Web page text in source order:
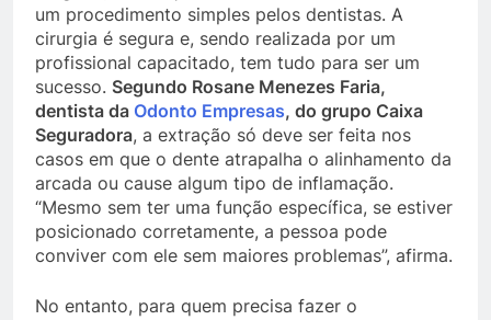
um procedimento simples pelos dentistas. A
cirurgia é segura e, sendo realizada por um
profissional capacitado, tem tudo para ser um
sucesso. Segundo Rosane Menezes Faria,
dentista da Odonto Empresas, do grupo Caixa
Seguradora, a extração só deve ser feita nos
casos em que o dente atrapalha o alinhamento da
arcada ou cause algum tipo de inflamação.
“Mesmo sem ter uma função específica, se estiver
posicionado corretamente, a pessoa pode
conviver com ele sem maiores problemas”, afirma.
No entanto, para quem precisa fazer o